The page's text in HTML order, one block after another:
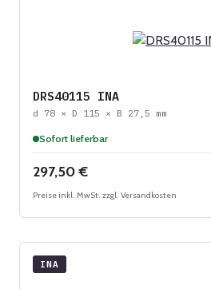
DRS40115 INA
d 78 × D 115 × B 27,5 mm
Sofort lieferbar
Regulärer Preis:
297,50 €
Preise inkl. MwSt. zzgl. Versandkosten
INA